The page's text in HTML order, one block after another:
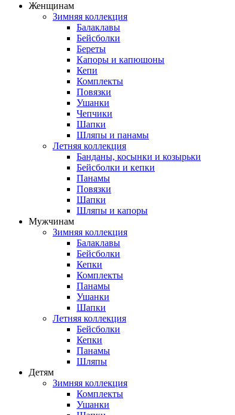
Женщинам
Зимняя коллекция
Балаклавы
Бейсболки
Береты
Капоры и капюшоны
Кепи
Комплекты
Повязки
Ушанки
Чепчики
Шапки
Шляпы и панамы
Летняя коллекция
Банданы, косынки и козырьки
Бейсболки и кепки
Панамы
Повязки
Шапки
Шляпы и капоры
Мужчинам
Зимняя коллекция
Балаклавы
Бейсболки
Кепки
Комплекты
Панамы
Ушанки
Шапки
Летняя коллекция
Бейсболки
Кепки
Панамы
Шляпы
Детям
Зимняя коллекция
Комплекты
Ушанки